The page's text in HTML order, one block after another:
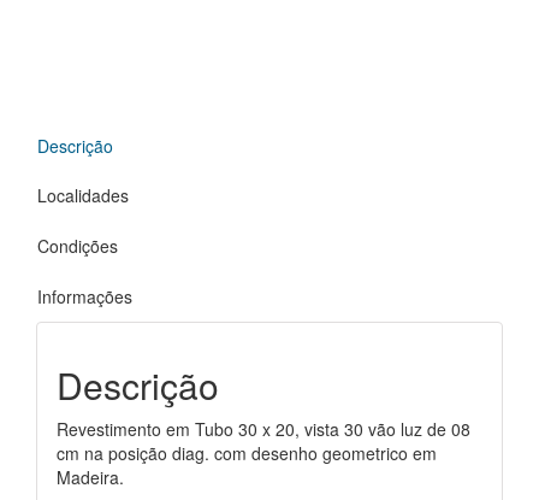
Descrição
Localidades
Condições
Informações
Descrição
Revestimento em Tubo 30 x 20, vista 30 vão luz de 08
cm na posição diag. com desenho geometrico em
Madeira.